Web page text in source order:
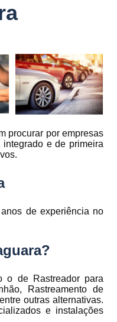
de
Controle de Frota
de Frota de Caminhões
Manutenção de Frota de
Empresa de
Rastreadores de Veiculos
Rastreamento de Moto
Empresa
de Frota Belo Horizonte
de Frota de Empresas
Gerenciamento
de Frota
de Frota Manutenção
procurar por empresas
e de primeira
de experiência no
o de Rastreador para
Rastreamento de
outras alternativas.
e instalações